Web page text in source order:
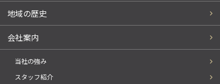
地域の歴史
会社案内
当社の強み
スタッフ紹介